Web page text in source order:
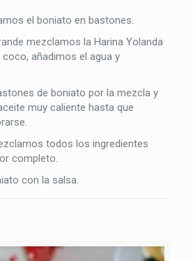
el boniato en bastones.
mezclamos la Harina Yolanda
añadimos el agua y
de boniato por la mezcla y
muy caliente hasta que
todos los ingredientes
completo.
con la salsa.